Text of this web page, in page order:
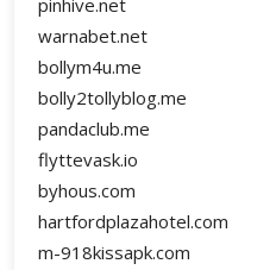
pinhive.net
warnabet.net
bollym4u.me
bolly2tollyblog.me
pandaclub.me
flyttevask.io
byhous.com
hartfordplazahotel.com
m-918kissapk.com